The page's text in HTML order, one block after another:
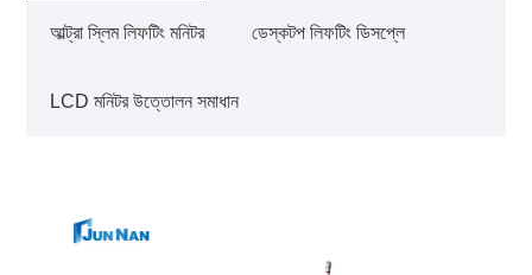
আল্ট্রা স্লিম লিফটিং মনিটর ডেস্কটপ লিফটিং ডিসপ্লে
LCD মনিটর উত্তোলন সমাধান